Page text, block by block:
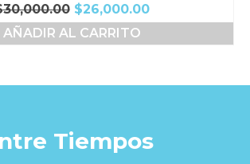
30,000.00 El
precio
original
$26,000.00El
precio
AÑADIR AL CARRITO
Tiempos